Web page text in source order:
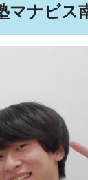
マナビス